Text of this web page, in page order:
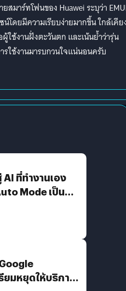
สมาร์ทโฟนของ Huawei ระบุว่า
โดยมีความเรียบง่ายมากขึ้น ใกล้เคีย
ใช้งานฝั่งตะวันตก และเน้นย้ำว่ารุ่น
ใช้งานมารบกวนใจแน่นอนครับ
ที่ทำงานเอง
Mode เป็นค่า
มหยุดให้บริการ